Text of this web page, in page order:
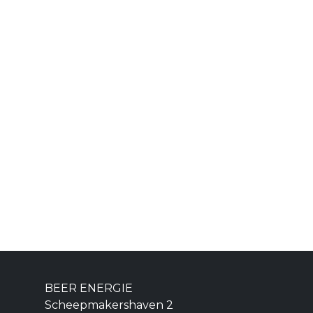
BEER ENERGIE
Scheepmakershaven 2